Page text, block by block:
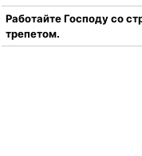
Работайте Господу со
трепетом.